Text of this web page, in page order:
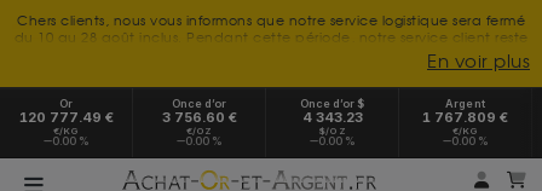
Chers clients, nous vous informons que notre service logistique sera fermé
du 10 au 28 août inclus. Pendant cette période, notre service client reste
à votre disposition tout l'été. Vous pouvez nous joindre du lundi au
vendredi, de 9h30 à 18h, pour toute demande d'information.
Nous vous remercions de votre compréhension et vous souhaitons un
excellent été.
En voir plus
Or
120 777.49 €
€/KG
0.00 %
Once d’or
3 756.60 €
€/OZ
0.00 %
Once d’or $
4 343.23
$/OZ
0.00 %
Argent
1 767.809 €
€/KG
0.00 %
Mon